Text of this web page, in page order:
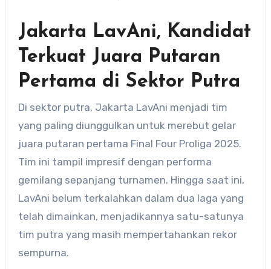
Jakarta LavAni, Kandidat
Terkuat Juara Putaran
Pertama di Sektor Putra
Di sektor putra, Jakarta LavAni menjadi tim
yang paling diunggulkan untuk merebut gelar
juara putaran pertama Final Four Proliga 2025.
Tim ini tampil impresif dengan performa
gemilang sepanjang turnamen. Hingga saat ini,
LavAni belum terkalahkan dalam dua laga yang
telah dimainkan, menjadikannya satu-satunya
tim putra yang masih mempertahankan rekor
sempurna.